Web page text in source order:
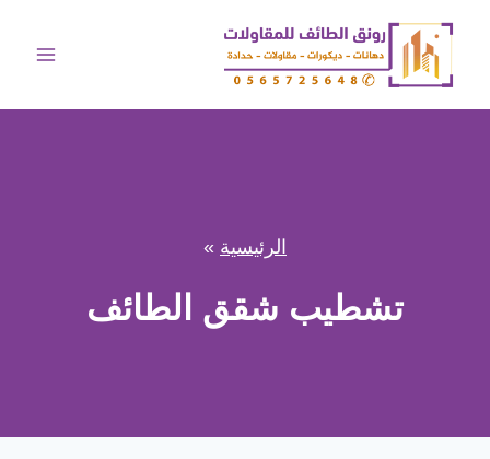
المحتوى
الرئيسية »
تشطيب شقق الطائف